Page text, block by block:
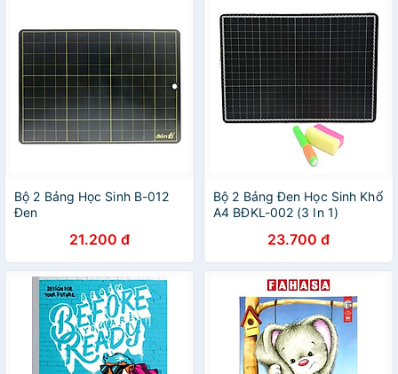
Bộ 2 Bảng Học Sinh B-012
Đen
21.200 đ
Bộ 2 Bảng Đen Học Sinh Khổ
A4 BĐKL-002 (3 In 1)
23.700 đ